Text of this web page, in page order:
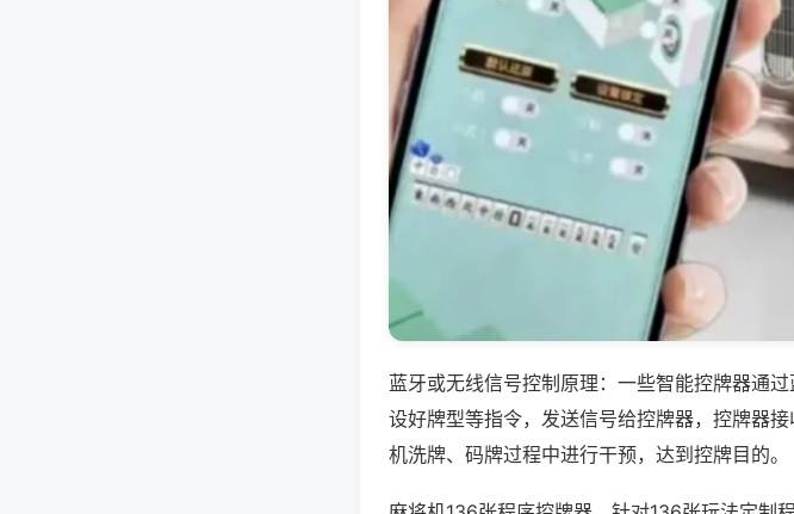
蓝牙或无线信号控制原理：一些智能控牌器通
设好牌型等指令，发送信号给控牌器，控牌器
机洗牌、码牌过程中进行干预，达到控牌目的。